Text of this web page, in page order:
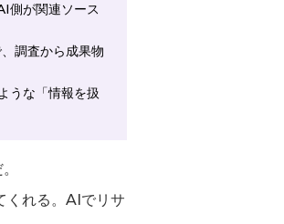
側が関連ソース
調査から成果物
うな「情報を扱
くれる。AIでリサ